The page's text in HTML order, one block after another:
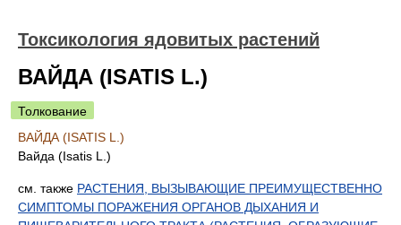
Токсикология ядовитых растений
ВАЙДА (ISATIS L.)
Толкование
ВАЙДА (ISATIS L.)
Вайда (Isatis L.)
см. также РАСТЕНИЯ, ВЫЗЫВАЮЩИЕ ПРЕИМУЩЕСТВЕННО
СИМПТОМЫ ПОРАЖЕНИЯ ОРГАНОВ ДЫХАНИЯ И